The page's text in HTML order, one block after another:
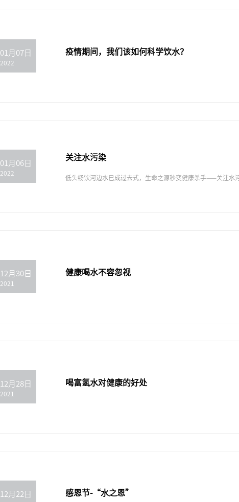
01月07日
2022
疫情期间，我们该如何科学饮水？
01月06日
2022
关注水污染
低头畅饮河边水已成过去式，生命之源秒变健康杀手——关注水
12月30日
2021
健康喝水不容忽视
12月28日
2021
喝富氢水对健康的好处
12月22日 感恩节-“水之恩”